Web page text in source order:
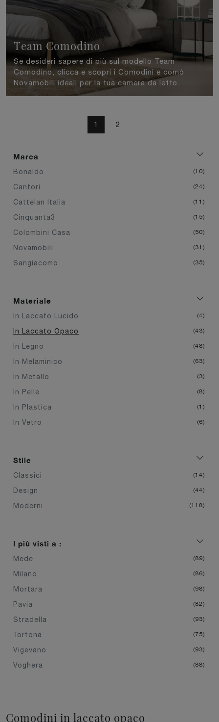
Marca
Bonaldo 10
Cantori 24
Cattelan Italia 11
Cinquanta3 15
Colombini Casa 50
Novamobili 31
Sangiacomo 35
Materiale
In Laccato Lucido 4
In Laccato Opaco 43
In Legno 48
In Melaminico 63
In Metallo 3
In Pelle 8
In Plastica 1
In Vetro 6
Stile
Classici 14
Design 44
Moderni 118
I più visti a :
Mede 89
Milano 86
Mortara 98
Pavia 82
Stradella 93
Tortona 75
Vigevano 93
Voghera 88
Team Comodino
Se desideri sapere di più sul modello Team
Comodino, clicca e scopri i Comodini e comò
Novamobili ideali per la tua camera da letto.
1 2
Comodini in laccato opaco